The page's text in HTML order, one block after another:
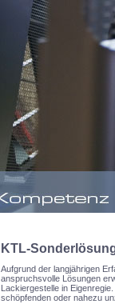
KTL-
Aufgrund der langjährigen
anspruchsvolle Lösungen
Lackiergestelle in
schöpfenden oder nahezu